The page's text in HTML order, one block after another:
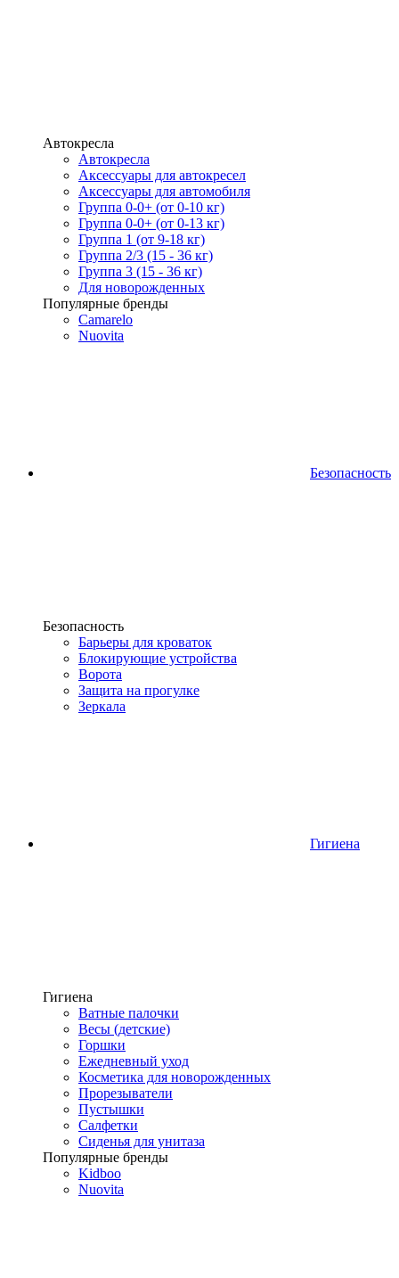
Автокресла
Автокресла
Аксессуары для автокресел
Аксессуары для автомобиля
Группа 0-0+ (от 0-10 кг)
Группа 0-0+ (от 0-13 кг)
Группа 1 (от 9-18 кг)
Группа 2/3 (15 - 36 кг)
Группа 3 (15 - 36 кг)
Для новорожденных
Популярные бренды
Camarelo
Nuovita
Безопасность
Безопасность
Барьеры для кроваток
Блокирующие устройства
Ворота
Защита на прогулке
Зеркала
Гигиена
Гигиена
Ватные палочки
Весы (детские)
Горшки
Ежедневный уход
Косметика для новорожденных
Прорезыватели
Пустышки
Салфетки
Сиденья для унитаза
Популярные бренды
Kidboo
Nuovita